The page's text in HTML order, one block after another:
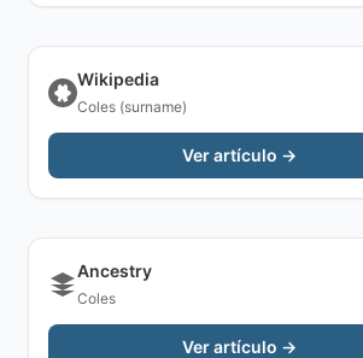
Wikipedia
Coles (surname)
Ver artículo →
Ancestry
Coles
Ver artículo →